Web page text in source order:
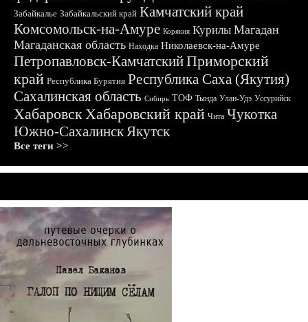
Забайкалье Забайкальский край Камчатский край
Комсомольск-на-Амуре Корякия Курилы Магадан
Магаданская область Находка Николаевск-на-Амуре
Петропавловск-КамчатскийПриморский
край Республика Бурятия Республика Саха (Якутия)
Сахалинская область Сибирь ТОФ Тында Улан-Удэ Уссурийск
ХабаровскХабаровский край Чита Чукотка
Южно-СахалинскЯкутск
Все теги >>